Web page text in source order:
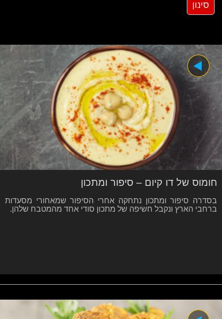
חומוס של דו קיום – סיפור ומתכון
בסדרה סיפור ומתכון נתחקה אחרי הסיפור שמאחורי מסעדות
ברחבי הארץ ונקבל חשיפה של מתכון סודי אחד מהמטבח שלהן.